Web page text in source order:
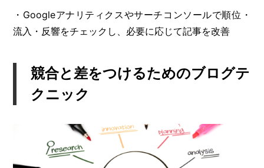
・Googleアナリティクスやサーチコンソールで順位・
流入・反響をチェックし、必要に応じて記事を改善
競合と差をつけるためのブログテ
クニック